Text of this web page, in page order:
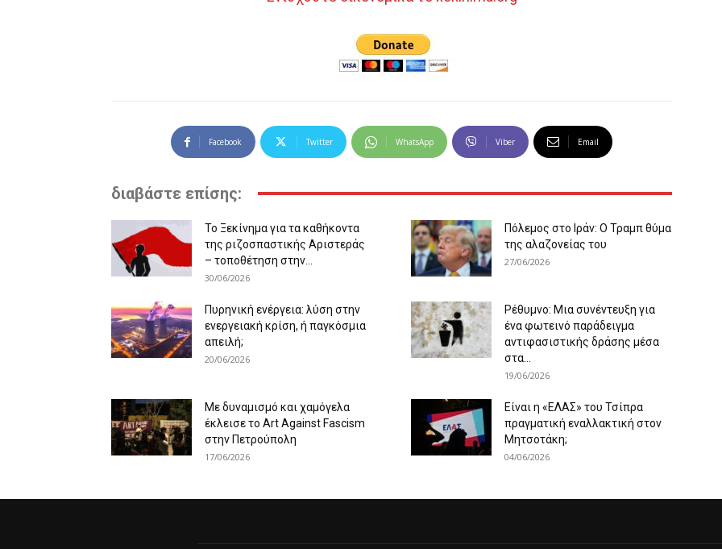
Facebook Twitter WhatsApp Viber Email
διαβάστε επίσης:
Το Ξεκίνημα για τα καθήκοντα
της ριζοσπαστικής Αριστεράς
– τοποθέτηση στην...
30/06/2026
Πόλεμος στο Ιράν: Ο Τραμπ θύμα
της αλαζονείας του
27/06/2026
Πυρηνική ενέργεια: λύση στην
ενεργειακή κρίση, ή παγκόσμια
απειλή;
20/06/2026
Ρέθυμνο: Μια συνέντευξη για
ένα φωτεινό παράδειγμα
αντιφασιστικής δράσης μέσα
στα...
19/06/2026
Με δυναμισμό και χαμόγελα
έκλεισε το Art Against Fascism
στην Πετρούπολη
17/06/2026
Είναι η «ΕΛΑΣ» του Τσίπρα
πραγματική εναλλακτική στον
Μητσοτάκη;
04/06/2026